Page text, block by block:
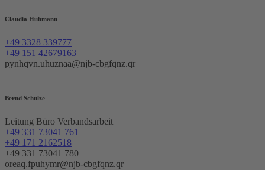
Claudia Huhmann
+49 3328 339777
+49 151 42679163
pynhqvn.uhuznaa@njb-cbgfqnz.qr
Bernd Schulze
Leitung Büro Verbandsarbeit
+49 331 73041 761
+49 171 2162518
+49 331 73041 780
oreaq.fpuhymr@njb-cbgfqnz.qr